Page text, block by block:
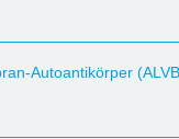
Autoantikörper